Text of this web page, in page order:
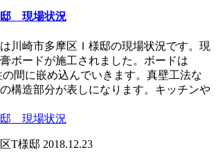
邸 現場状況
川崎市多摩区Ｉ様邸の現場状況です。現
ボードが施工されました。ボードは
の間に嵌め込んでいきます。真壁工法な
構造部分が表しになります。キッチンや
T様邸 2018.12.23